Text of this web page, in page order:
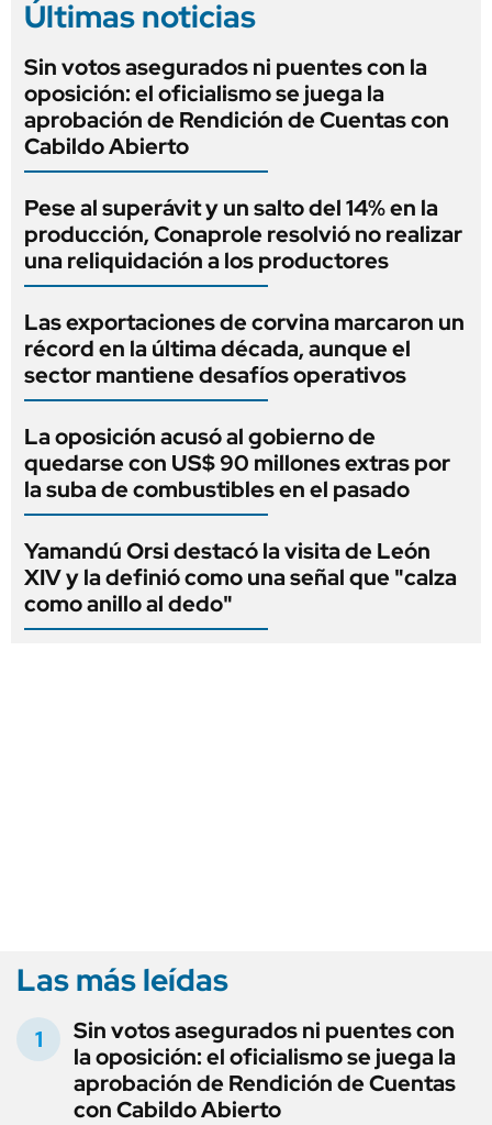
Últimas noticias
Sin votos asegurados ni puentes con la
oposición: el oficialismo se juega la
aprobación de Rendición de Cuentas con
Cabildo Abierto
Pese al superávit y un salto del 14% en la
producción, Conaprole resolvió no realizar
una reliquidación a los productores
Las exportaciones de corvina marcaron un
récord en la última década, aunque el
sector mantiene desafíos operativos
La oposición acusó al gobierno de
quedarse con US$ 90 millones extras por
la suba de combustibles en el pasado
Yamandú Orsi destacó la visita de León
XIV y la definió como una señal que "calza
como anillo al dedo"
Las más leídas
Sin votos asegurados ni puentes con
la oposición: el oficialismo se juega la
aprobación de Rendición de Cuentas
con Cabildo Abierto